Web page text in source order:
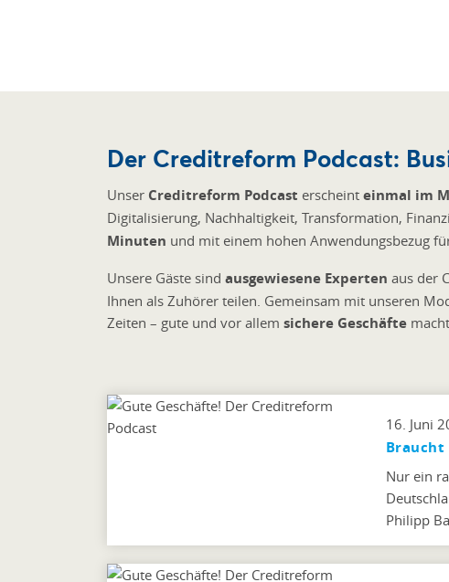
Der Creditreform Podcast:
Unser Creditreform Podcast erscheint einmal im
Digitalisierung, Nachhaltigkeit, Transformation,
Minuten und mit einem hohen Anwendungsbezug
Unsere Gäste sind ausgewiesene Experten aus der
Ihnen als Zuhörer teilen. Gemeinsam mit unseren
Zeiten – gute und vor allem sichere Geschäfte macht.
16. Juni
Braucht
Nur ein
Philipp